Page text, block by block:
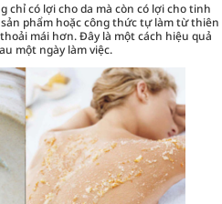
chỉ có lợi cho da mà còn có lợi cho tinh
phẩm hoặc công thức tự làm từ thiên
mái hơn. Đây là một cách hiệu quả
một ngày làm việc.